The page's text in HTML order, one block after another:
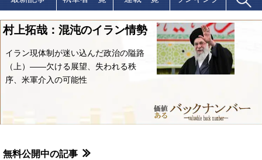
村上拓哉：混沌のイラン情勢
イラン現体制が迷い込んだ政治の隘路
（上）――欠ける展望、失われる秩
序、米軍介入の可能性
無料公開中の記事